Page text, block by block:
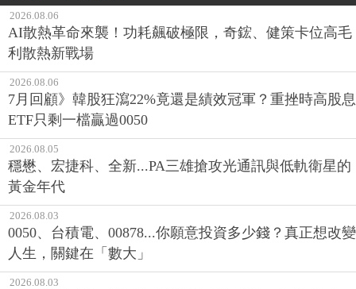
2026.08.06
AI散熱革命來襲！功耗飆破極限，奇鋐、健策卡位高毛
利散熱新戰場
2026.08.06
7月回顧》韓股狂瀉22%竟還是績效冠軍？重挫時高股息
ETF只剩一檔贏過0050
2026.08.05
穩懋、宏捷科、全新...PA三雄搶攻光通訊與低軌衛星的
黃金年代
2026.08.03
0050、台積電、00878...你願意投資多少錢？真正想改變
人生，關鍵在「數大」
2026.08.03